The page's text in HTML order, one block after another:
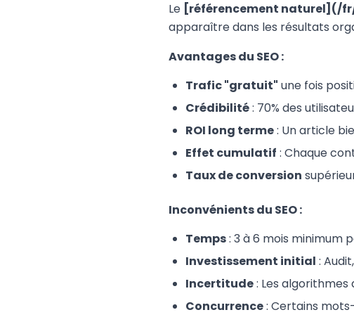
Le [référencement naturel](/
apparaître dans les résultats
Avantages du SEO :
Trafic "gratuit" une fois
Crédibilité: 70% des
ROI long terme: Un article
Effet cumulatif : Chaque
Taux de conversion
Inconvénients du SEO :
Temps: 3 à 6 mois minimum
Investissement initial :
Incertitude: Les
Concurrence: Certains